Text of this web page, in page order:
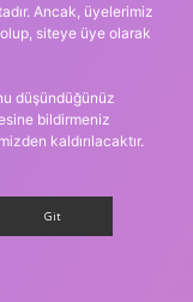
Ancak, üyelerimiz
siteye üye olarak
düşündüğünüz
bildirmeniz
kaldırılacaktır.